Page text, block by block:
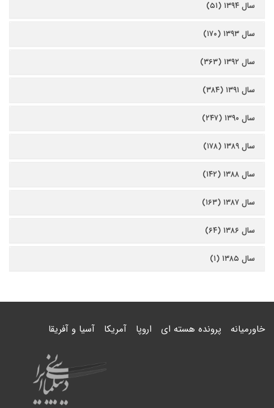
سال ۱۳۹۴ (۵۱)
سال ۱۳۹۳ (۱۷۰)
سال ۱۳۹۲ (۳۶۳)
سال ۱۳۹۱ (۳۸۴)
سال ۱۳۹۰ (۲۴۷)
سال ۱۳۸۹ (۱۷۸)
سال ۱۳۸۸ (۱۴۲)
سال ۱۳۸۷ (۱۶۳)
سال ۱۳۸۶ (۶۴)
سال ۱۳۸۵ (۱)
خاورمیانه پرونده هسته ای اروپا آمریکا آسیا و آفریقا